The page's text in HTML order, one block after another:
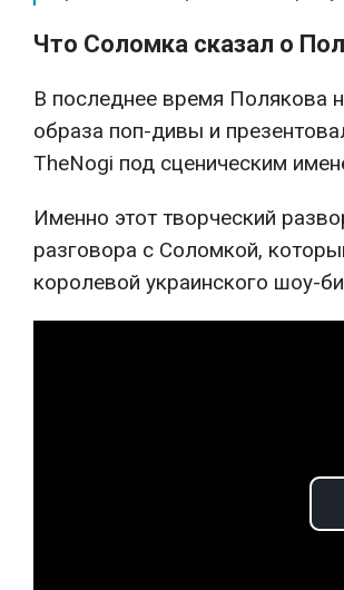
Что Соломка сказал о
В последнее время Полякова
образа поп-дивы и
TheNogi под сценическим
Именно этот творческий
разговора с Соломкой,
королевой украинского шоу-